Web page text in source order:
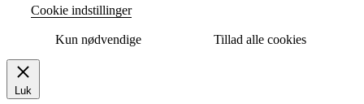
Cookie indstillinger
Kun nødvendige Tillad alle cookies
Luk